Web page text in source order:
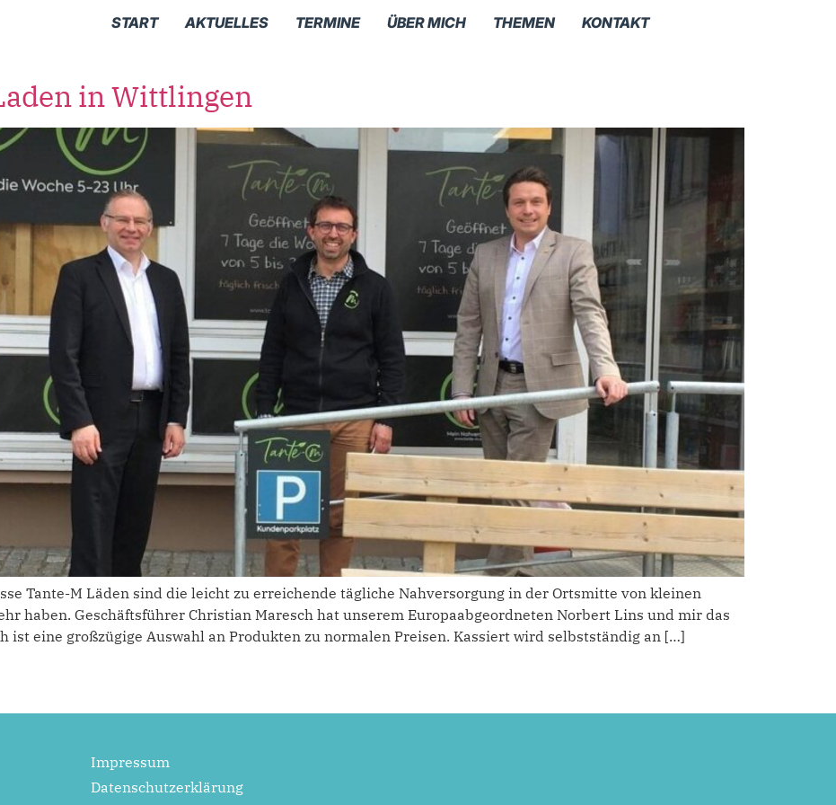
START AKTUELLES TERMINE ÜBER MICH THEMEN KONTAKT
in Wittlingen
Tante-M Läden sind die leicht zu erreichende tägliche Nahversorgung in der Ortsmitte von kleinen
haben. Geschäftsführer Christian Maresch hat unserem Europaabgeordneten Norbert Lins und mir das
eine großzügige Auswahl an Produkten zu normalen Preisen. Kassiert wird selbstständig an […]
Impressum
Datenschutzerklärung